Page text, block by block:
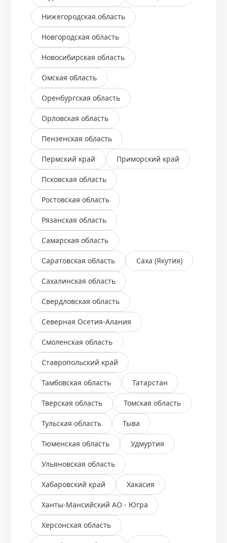
Нижегородская область
Новгородская область
Новосибирская область
Омская область
Оренбургская область
Орловская область
Пензенская область
Пермский край Приморский край
Псковская область
Ростовская область
Рязанская область
Самарская область
Саратовская область Саха (Якутия)
Сахалинская область
Свердловская область
Северная Осетия-Алания
Смоленская область
Ставропольский край
Тамбовская область Татарстан
Тверская область Томская область
Тульская область Тыва
Тюменская область Удмуртия
Ульяновская область
Хабаровский край Хакасия
Ханты-Мансийский АО - Югра
Херсонская область